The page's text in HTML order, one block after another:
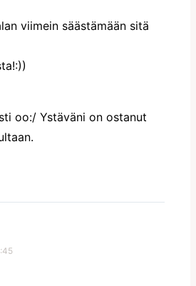
viimein säästämään sitä
oo:/ Ystäväni on ostanut